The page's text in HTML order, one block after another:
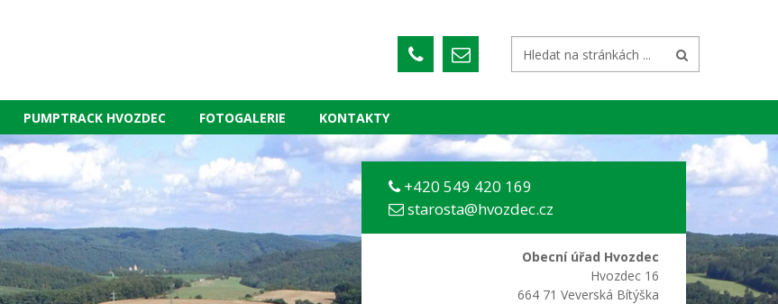
PUMPTRACK HVOZDEC FOTOGALERIE KONTAKTY
+420 549 420 169
starosta@hvozdec.cz
Obecní úřad Hvozdec
Hvozdec 16
664 71 Veverská Bítýška